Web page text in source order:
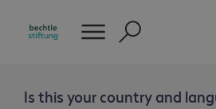
Is this your country and